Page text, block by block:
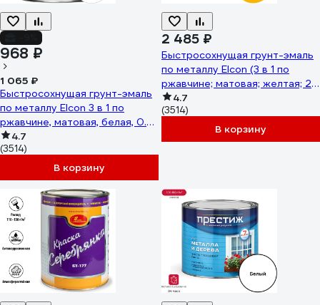
968 ₽
1 065 ₽
Быстросохнущая грунт-эмаль
по металлу Elcon 3 в 1 по
ржавчине, матовая, белая, 0.8
кг 00-00462295
4.7
(3514)
В корзину
2 485 ₽
Быстросохнущая грунт-эмаль
по металлу Elcon (3 в 1 по
ржавчине; матовая; желтая; 2
кг) 00-00462661
4.7
(3514)
В корзину